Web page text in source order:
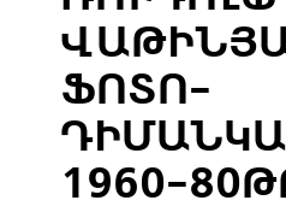
ՖՈՏՈ-
1960-